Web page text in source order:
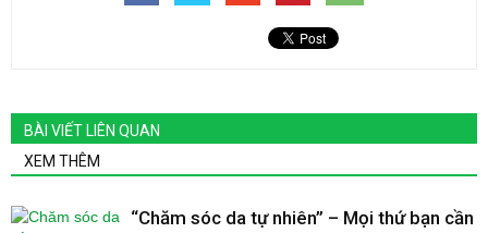
BÀI VIẾT LIÊN QUAN
XEM THÊM
“Chăm sóc da tự nhiên” – Mọi thứ bạn cần